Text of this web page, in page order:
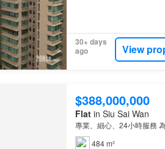
30+ days
ago
View
$388,000,000
Flatin Siu Sai Wan
專業、細心、24小時服務
484 m²